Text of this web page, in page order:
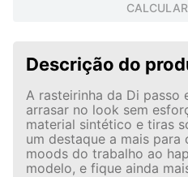
Descrição do
A rasteirinha da Di
arrasar no look sem
material sintético e tiras
um destaque a mais
moods do trabalho ao
modelo, e fique ainda